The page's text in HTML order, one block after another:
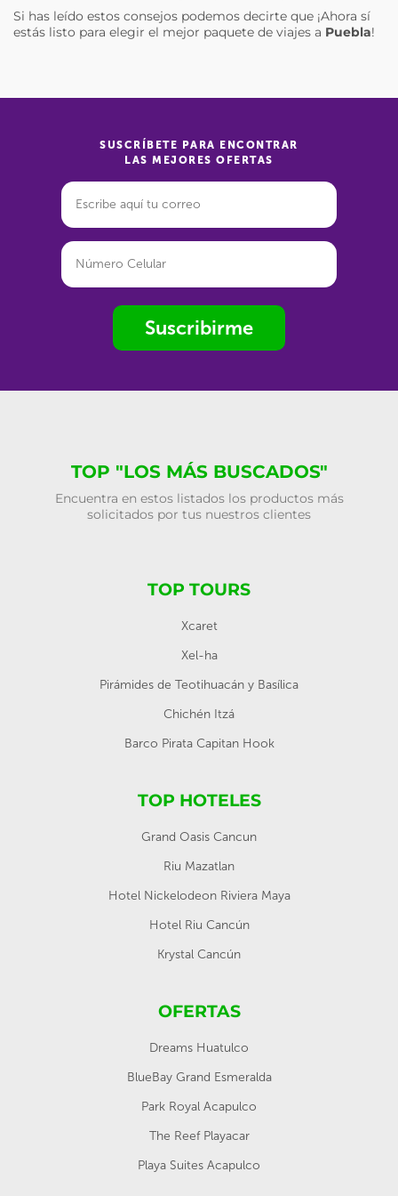
Si has leído estos consejos podemos decirte que ¡Ahora sí
estás listo para elegir el mejor paquete de viajes a Puebla!
SUSCRÍBETE PARA ENCONTRAR
LAS MEJORES OFERTAS
Suscribirme
TOP "LOS MÁS BUSCADOS"
Encuentra en estos listados los productos más
solicitados por tus nuestros clientes
TOP TOURS
Xcaret
Xel-ha
Pirámides de Teotihuacán y Basílica
Chichén Itzá
Barco Pirata Capitan Hook
TOP HOTELES
Grand Oasis Cancun
Riu Mazatlan
Hotel Nickelodeon Riviera Maya
Hotel Riu Cancún
Krystal Cancún
OFERTAS
Dreams Huatulco
BlueBay Grand Esmeralda
Park Royal Acapulco
The Reef Playacar
Playa Suites Acapulco